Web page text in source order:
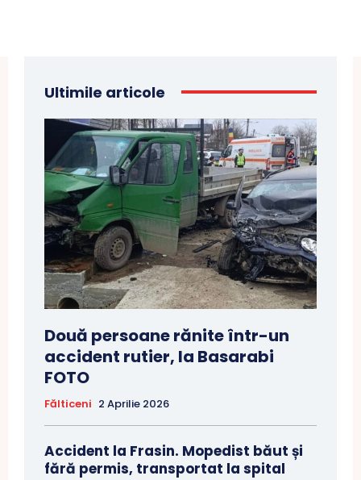
Ultimile articole
Două persoane rănite într-un
accident rutier, la Basarabi
FOTO
Fălticeni 2 Aprilie 2026
Accident la Frasin. Mopedist băut și
fără permis, transportat la spital